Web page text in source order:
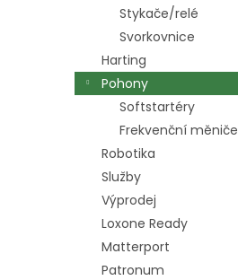
e
l
Stykače/relé
Svorkovnice
Harting
Pohony
Softstartéry
Frekvenční měniče
Robotika
Služby
Výprodej
Loxone Ready
Matterport
Patronum